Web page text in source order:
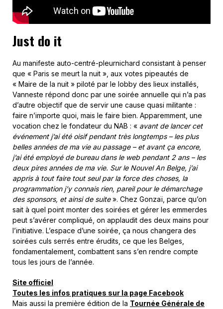
Just do it
Au manifeste auto-centré-pleurnichard consistant à penser
que « Paris se meurt la nuit », aux votes pipeautés de
« Maire de la nuit » piloté par le lobby des lieux installés,
Vanneste répond donc par une soirée annuelle qui n’a pas
d’autre objectif que de servir une cause quasi militante :
faire n’importe quoi, mais le faire bien. Apparemment, une
vocation chez le fondateur du NAB : « avant de lancer cet
événement j’ai été oisif pendant très longtemps – les plus
belles années de ma vie au passage – et avant ça encore,
j’ai été employé de bureau dans le web pendant 2 ans – les
deux pires années de ma vie. Sur le Nouvel An Belge, j’ai
appris à tout faire tout seul par la force des choses, la
programmation j’y connais rien, pareil pour le démarchage
des sponsors, et ainsi de suite». Chez Gonzaï, parce qu’on
sait à quel point monter des soirées et gérer les emmerdes
peut s’avérer compliqué, on applaudit des deux mains pour
l’initiative. L’espace d’une soirée, ça nous changera des
soirées culs serrés entre érudits, ce que les Belges,
fondamentalement, combattent sans s’en rendre compte
tous les jours de l’année.
Site officiel
Toutes les infos pratiques sur la page Facebook
Mais aussi la première édition de la Tournée Générale de